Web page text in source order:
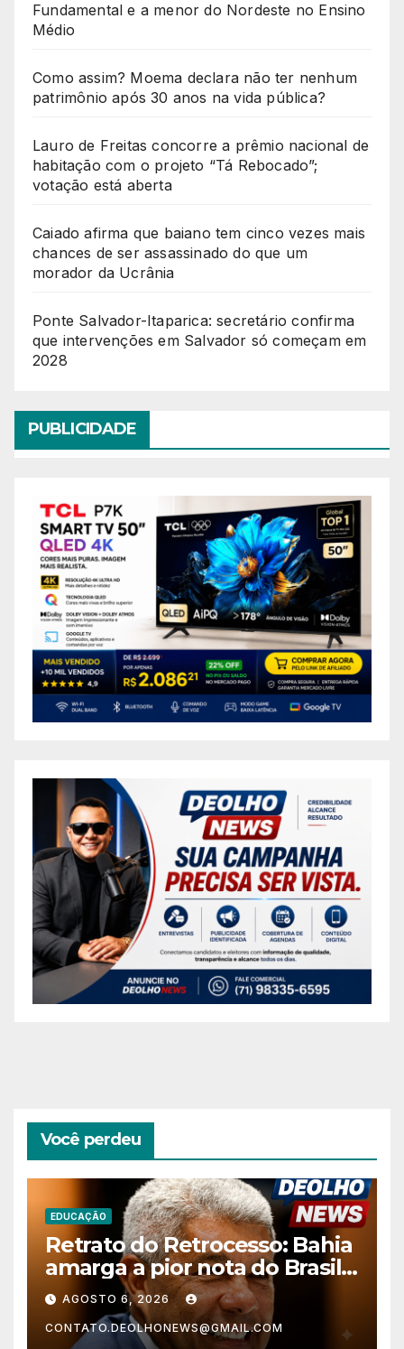
Fundamental e a menor do Nordeste no Ensino
Médio
Como assim? Moema declara não ter nenhum
patrimônio após 30 anos na vida pública?
Lauro de Freitas concorre a prêmio nacional de
habitação com o projeto “Tá Rebocado”;
votação está aberta
Caiado afirma que baiano tem cinco vezes mais
chances de ser assassinado do que um
morador da Ucrânia
Ponte Salvador-Itaparica: secretário confirma
que intervenções em Salvador só começam em
2028
PUBLICIDADE
Você perdeu
EDUCAÇÃO
Retrato do Retrocesso: Bahia
amarga a pior nota do Brasil
nos anos finais do Ensino
Fundamental e a menor do
Nordeste no Ensino Médio
AGOSTO 6, 2026
CONTATO.DEOLHONEWS@GMAIL.COM